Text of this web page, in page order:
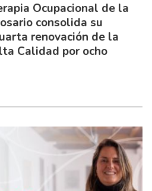
Ocupacional de la
consolida su
renovación de la
Calidad por ocho